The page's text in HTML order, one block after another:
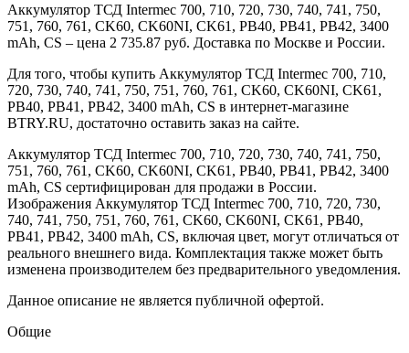
Аккумулятор ТСД Intermec 700, 710, 720, 730, 740, 741, 750,
751, 760, 761, CK60, CK60NI, CK61, PB40, PB41, PB42, 3400
mAh, CS – цена 2 735.87 руб. Доставка по Москве и России.
Для того, чтобы купить Аккумулятор ТСД Intermec 700, 710,
720, 730, 740, 741, 750, 751, 760, 761, CK60, CK60NI, CK61,
PB40, PB41, PB42, 3400 mAh, CS в интернет-магазине
BTRY.RU, достаточно оставить заказ на сайте.
Аккумулятор ТСД Intermec 700, 710, 720, 730, 740, 741, 750,
751, 760, 761, CK60, CK60NI, CK61, PB40, PB41, PB42, 3400
mAh, CS сертифицирован для продажи в России.
Изображения Аккумулятор ТСД Intermec 700, 710, 720, 730,
740, 741, 750, 751, 760, 761, CK60, CK60NI, CK61, PB40,
PB41, PB42, 3400 mAh, CS, включая цвет, могут отличаться от
реального внешнего вида. Комплектация также может быть
изменена производителем без предварительного уведомления.
Данное описание не является публичной офертой.
Общие